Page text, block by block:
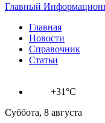
Главный
Главная
Новости
Справочник
Статьи
+31°C
Суббота, 8 августа